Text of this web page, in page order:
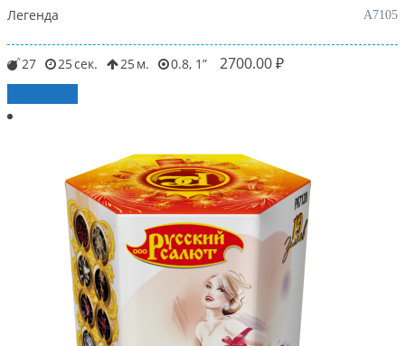
А7105
Легенда
27 25 25 0.8, 1 2700.00₽